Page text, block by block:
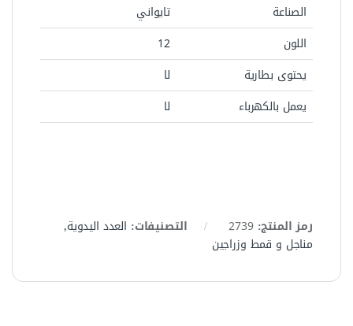
الصناعة
تايواني
اللون
12
يحتوى بطارية
لا
يعمل بالكهرباء
لا
رمز المنتج:2739 التصنيفات: العدد اليدوية,
مناجل و قمط وزراجين